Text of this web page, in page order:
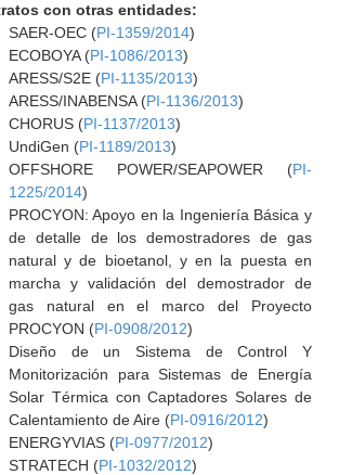
con otras entidades:
SAER-OEC (PI-1359/2014)
ECOBOYA (PI-1086/2013)
ARESS/S2E (PI-1135/2013)
ARESS/INABENSA (PI-1136/2013)
CHORUS (PI-1137/2013)
UndiGen (PI-1189/2013)
OFFSHORE POWER/SEAPOWER (PI-
1225/2014)
PROCYON: Apoyo en la Ingeniería Básica y
de detalle de los demostradores de gas
natural y de bioetanol, y en la puesta en
marcha y validación del demostrador de
gas natural en el marco del Proyecto
PROCYON (PI-0908/2012)
Diseño de un Sistema de Control Y
Monitorización para Sistemas de Energía
Solar Térmica con Captadores Solares de
Calentamiento de Aire (PI-0916/2012)
ENERGYVIAS (PI-0977/2012)
STRATECH (PI-1032/2012)